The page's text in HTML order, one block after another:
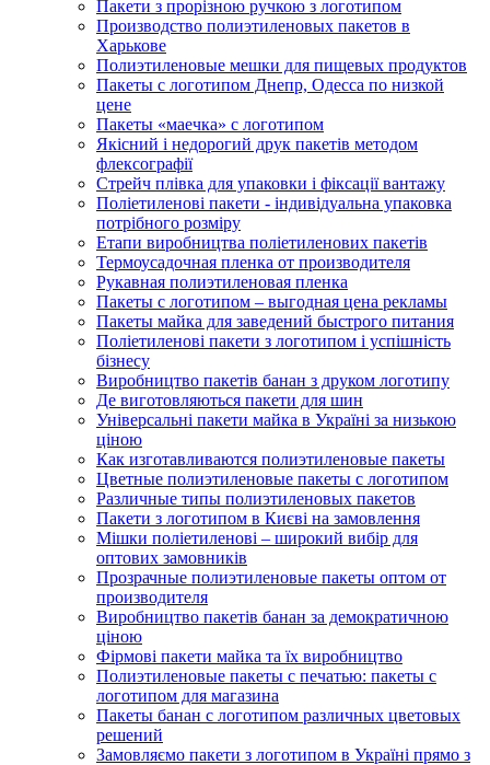
Пакети з прорізною ручкою з логотипом
Производство полиэтиленовых пакетов в
Харькове
Полиэтиленовые мешки для пищевых продуктов
Пакеты с логотипом Днепр, Одесса по низкой
цене
Пакеты «маечка» с логотипом
Якісний і недорогий друк пакетів методом
флексографії
Стрейч плівка для упаковки і фіксації вантажу
Поліетиленові пакети - індивідуальна упаковка
потрібного розміру
Етапи виробництва поліетиленових пакетів
Термоусадочная пленка от производителя
Рукавная полиэтиленовая пленка
Пакеты с логотипом – выгодная цена рекламы
Пакеты майка для заведений быстрого питания
Поліетиленові пакети з логотипом і успішність
бізнесу
Виробництво пакетів банан з друком логотипу
Де виготовляються пакети для шин
Універсальні пакети майка в Україні за низькою
ціною
Как изготавливаются полиэтиленовые пакеты
Цветные полиэтиленовые пакеты с логотипом
Различные типы полиэтиленовых пакетов
Пакети з логотипом в Києві на замовлення
Мішки поліетиленові – широкий вибір для
оптових замовників
Прозрачные полиэтиленовые пакеты оптом от
производителя
Виробництво пакетів банан за демократичною
ціною
Фірмові пакети майка та їх виробництво
Полиэтиленовые пакеты с печатью: пакеты с
логотипом для магазина
Пакеты банан с логотипом различных цветовых
решений
Замовляємо пакети з логотипом в Україні прямо з